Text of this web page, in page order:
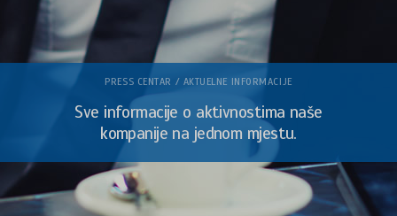
PRESS CENTAR / AKTUELNE INFORMACIJE
Sve informacije o aktivnostima naše
kompanije na jednom mjestu.